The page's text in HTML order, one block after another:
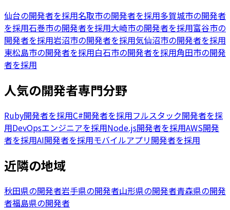
仙台の開発者を採用名取市の開発者を採用多賀城市の開発者
を採用石巻市の開発者を採用大崎市の開発者を採用富谷市の
開発者を採用岩沼市の開発者を採用気仙沼市の開発者を採用
東松島市の開発者を採用白石市の開発者を採用角田市の開発
者を採用
人気の開発者専門分野
Ruby開発者を採用C#開発者を採用フルスタック開発者を採
用DevOpsエンジニアを採用Node.js開発者を採用AWS開発
者を採用AI開発者を採用モバイルアプリ開発者を採用
近隣の地域
秋田県の開発者岩手県の開発者山形県の開発者青森県の開発
者福島県の開発者